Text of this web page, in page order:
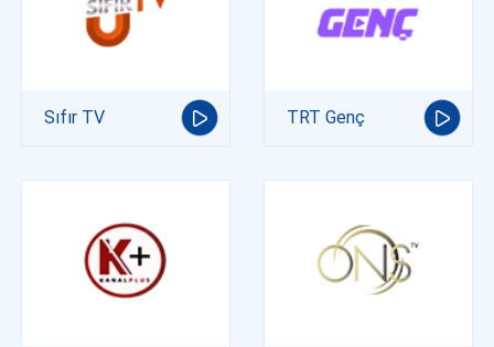
Sıfır TV TRT Genç